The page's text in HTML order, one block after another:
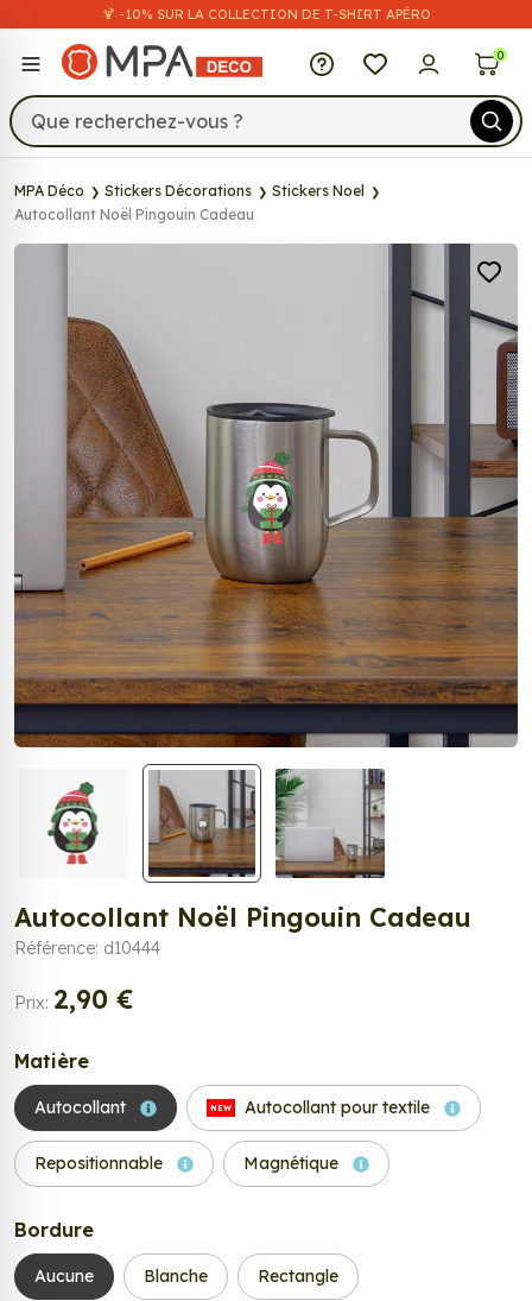
🍹 -10% SUR LA COLLECTION DE T-SHIRT APÉRO
MPA Déco 0
MPA Déco Stickers Décorations
Stickers Noel
Autocollant Noël Pingouin Cadeau
Autocollant Noël Pingouin Cadeau
Référence: d10444
Prix: 2,90 €
Matière
Autocollant NEW Autocollant pour textile
Repositionnable Magnétique
Bordure
Aucune Blanche Rectangle